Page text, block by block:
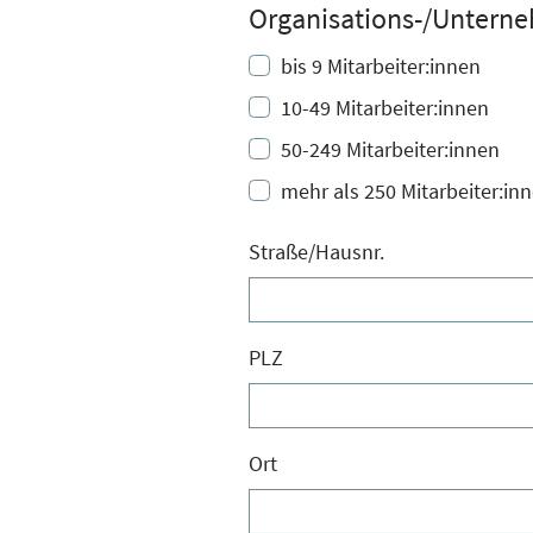
Organisations-/
bis 9 Mitarbeiter:innen
10-49 Mitarbeiter:innen
50-249 Mitarbeiter:innen
mehr als 250
Straße/Hausnr.
PLZ
Ort